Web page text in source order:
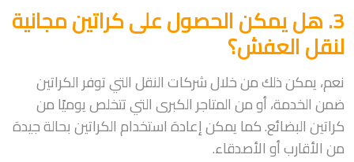
3. هل يمكن الحصول على كراتين مجانية
لنقل العفش؟
نعم، يمكن ذلك من خلال شركات النقل التي توفر الكراتين
ضمن الخدمة، أو من المتاجر الكبرى التي تتخلص يوميًا من
كراتين البضائع. كما يمكن إعادة استخدام الكراتين بحالة جيدة
من الأقارب أو الأصدقاء.